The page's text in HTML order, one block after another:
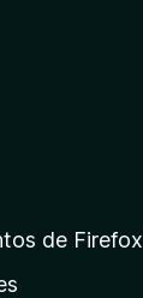
de Firefox